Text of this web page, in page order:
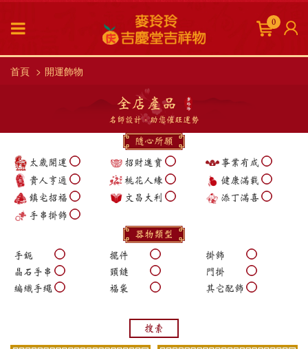
0
首頁 開運飾物
全店產品
名師設計，助您催旺運勢
隨心所願
太歲開運
招財進寶
事業有成
貴人亨通
桃花人緣
健康滿載
鎮宅招福
文昌大利
添丁滿喜
手串掛飾
器物類型
手鈪
擺件
掛飾
晶石手串
頸鏈
門掛
編織手繩
福袋 其它配飾
搜索